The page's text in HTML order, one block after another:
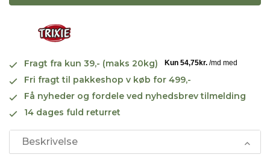
Fragt fra kun 39,- (maks 20kg)
Fri fragt til pakkeshop v køb for 499,-
Få nyheder og fordele ved nyhedsbrev tilmelding
14 dages fuld returret
Beskrivelse